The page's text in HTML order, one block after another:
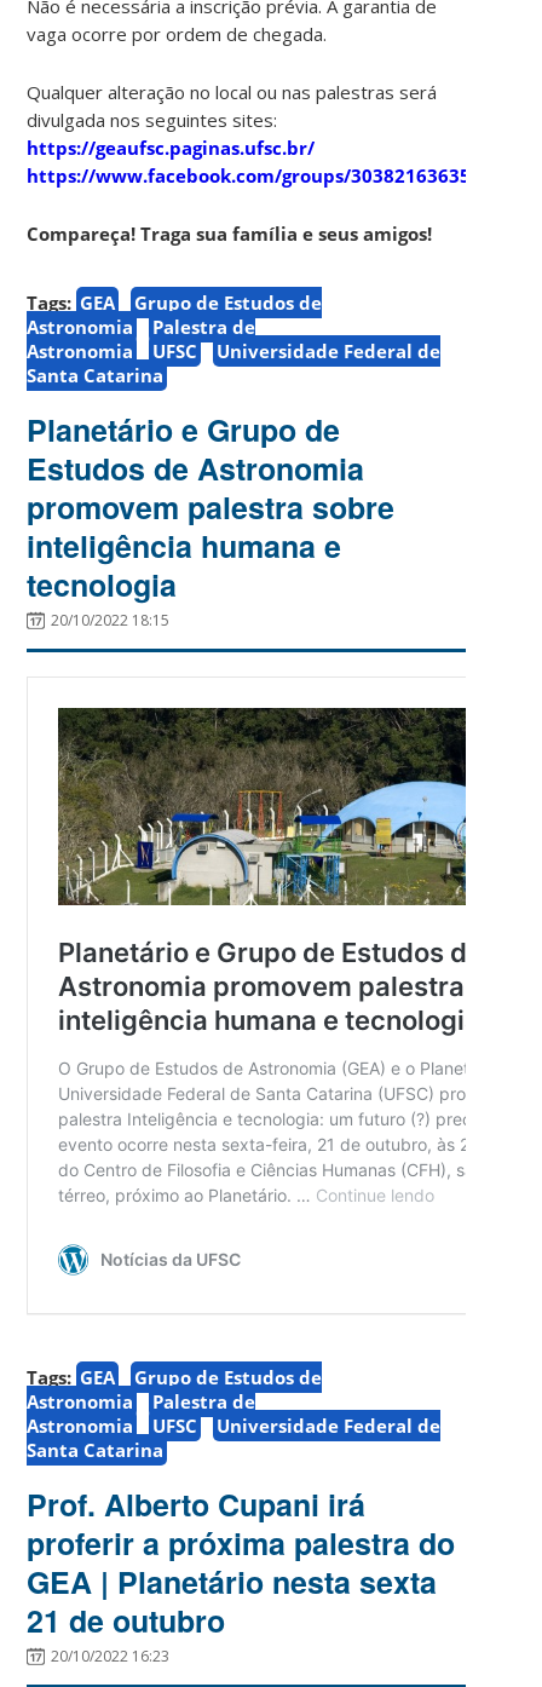
Não é necessária a inscrição prévia. A garantia de
vaga ocorre por ordem de chegada.
Qualquer alteração no local ou nas palestras será
divulgada nos seguintes sites:
https://geaufsc.paginas.ufsc.br/
https://www.facebook.com/groups/303821636357910
Compareça! Traga sua família e seus amigos!
Tags: GEA
Grupo de Estudos de
Astronomia
Palestra de
Astronomia
UFSC
Universidade Federal de
Santa Catarina
Planetário e Grupo de
Estudos de Astronomia
promovem palestra sobre
inteligência humana e
tecnologia
20/10/2022 18:15
Tags: GEA
Grupo de Estudos de
Astronomia
Palestra de
Astronomia
UFSC
Universidade Federal de
Santa Catarina
Prof. Alberto Cupani irá
proferir a próxima palestra do
GEA | Planetário nesta sexta
21 de outubro
20/10/2022 16:23